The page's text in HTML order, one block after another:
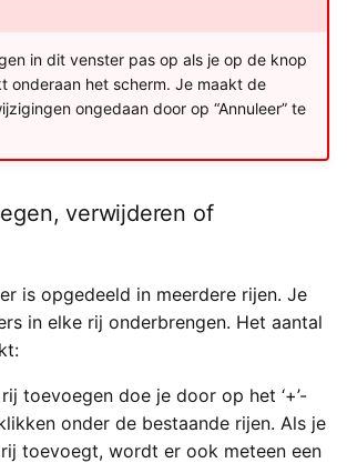
in dit venster pas op als je op de knop
onderaan het scherm. Je maakt de
ongedaan door op “Annuleer” te
verwijderen of
is opgedeeld in meerdere rijen. Je
in elke rij onderbrengen. Het aantal
toevoegen doe je door op het ‘+’-
onder de bestaande rijen. Als je
toevoegt, wordt er ook meteen een